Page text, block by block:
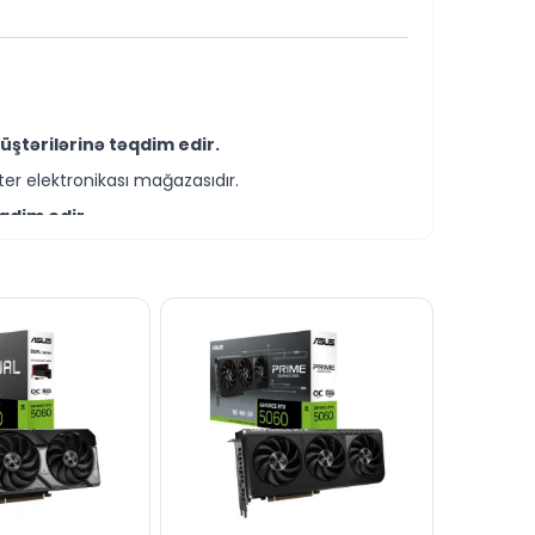
təqdim edir.
elektronikası mağazasıdır.
edir.
KREDİT şərtləri ilə əldə edə bilərsiniz.
vasitəsilə bizə yaza bilərsiniz.
dəstək xəttində cavablandırmağa hər daim
bilərsiniz.